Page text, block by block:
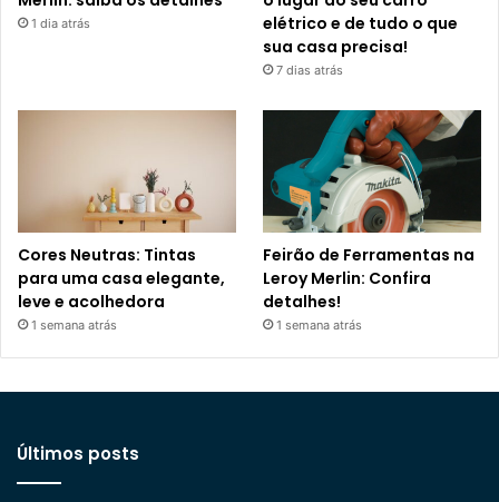
1 dia atrás
elétrico e de tudo o que
sua casa precisa!
7 dias atrás
Cores Neutras: Tintas
para uma casa elegante,
leve e acolhedora
1 semana atrás
Feirão de Ferramentas na
Leroy Merlin: Confira
detalhes!
1 semana atrás
Últimos posts